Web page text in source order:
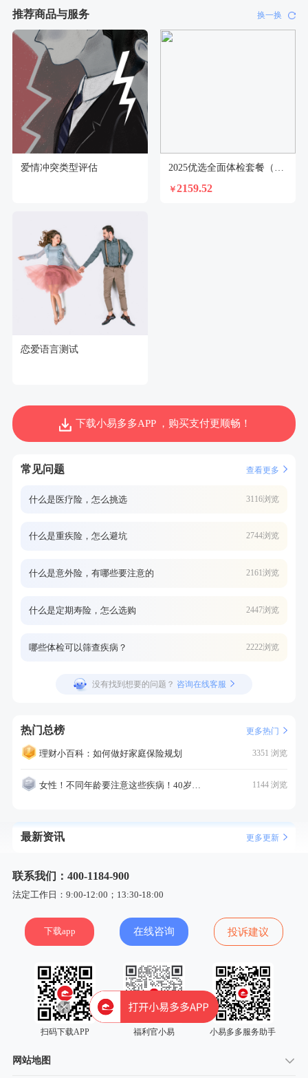
推荐商品与服务 换一换
爱情冲突类型评估
￥2159.52
恋爱语言测试
下载小易多多APP ，购买支付更顺畅！
常见问题 查看更多
什么是医疗险，怎么挑选 3116浏览
什么是重疾险，怎么避坑 2744浏览
什么是意外险，有哪些要注意的 2161浏览
什么是定期寿险，怎么选购 2447浏览
哪些体检可以筛查疾病？ 2222浏览
没有找到想要的问题？ 咨询在线客服
热门总榜 更多热门
理财小百科：如何做好家庭保险规划 3351 浏览
女性！不同年龄要注意这些疾病！40岁的这个疾病最需要注意！ 1144 浏览
最新资讯 更多更新
联系我们：400-1184-900
法定工作日：9:00-12:00；13:30-18:00
下载app 在线咨询 投诉建议
扫码下载APP 福利官小易 小易多多服务助手
网站地图